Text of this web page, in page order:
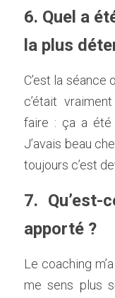
6. Quel a
la plus
C’est la
c’était
faire : ça a été
J’avais beau
toujours c’est
7.
apporté ?
Le coaching
me sens plus